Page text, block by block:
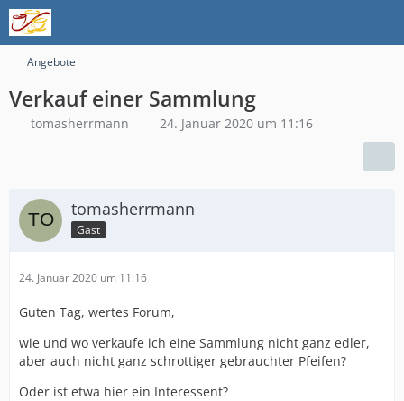
Angebote
Verkauf einer Sammlung
tomasherrmann 24. Januar 2020 um 11:16
tomasherrmann
Gast
24. Januar 2020 um 11:16
Guten Tag, wertes Forum,
wie und wo verkaufe ich eine Sammlung nicht ganz edler,
aber auch nicht ganz schrottiger gebrauchter Pfeifen?
Oder ist etwa hier ein Interessent?